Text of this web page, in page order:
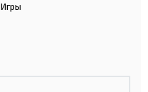
Игры